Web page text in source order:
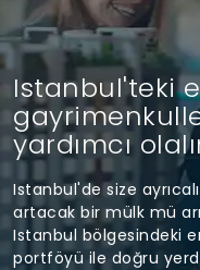
Istanbul'teki
yardımcı
Istanbul'de size
artacak bir mülk mü
Istanbul bölgesindeki
portföyü ile doğru